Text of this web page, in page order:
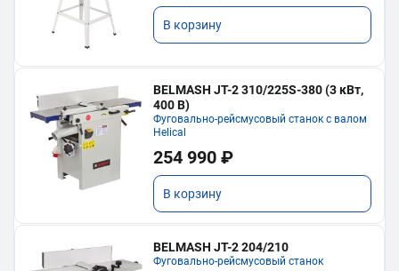
В корзину
BELMASH JT-2 310/225S-380 (3 кВт,
400 В)
Фуговально-рейсмусовый станок с валом
Helical
254 990 ₽
В корзину
BELMASH JT-2 204/210
Фуговально-рейсмусовый станок